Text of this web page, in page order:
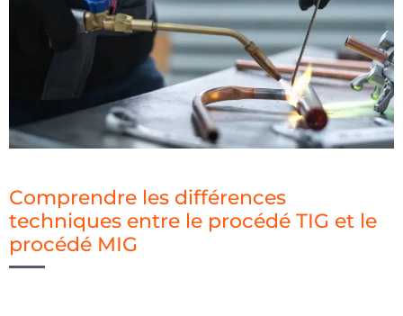
Comprendre les différences
techniques entre le procédé TIG et le
procédé MIG